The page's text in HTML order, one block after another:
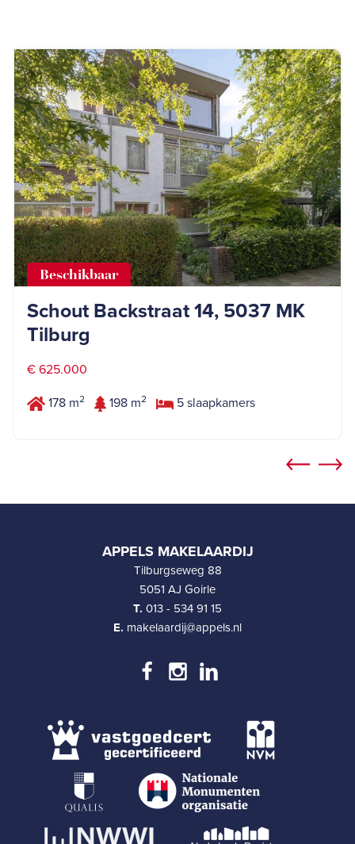
Beschikbaar
Schout Backstraat 14, 5037 MK
Tilburg
€ 625.000
178 m2 198 m2 5 slaapkamers
APPELS MAKELAARDIJ
Tilburgseweg 88
5051 AJ Goirle
T. 013 - 534 91 15
E. makelaardij@appels.nl